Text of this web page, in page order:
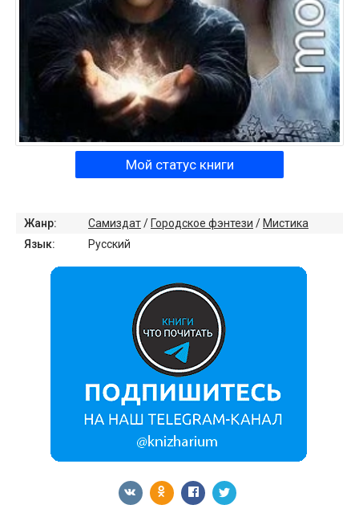
Мой статус книги
Жанр: Самиздат/ Городское фэнтези / Мистика
Язык:
Русский